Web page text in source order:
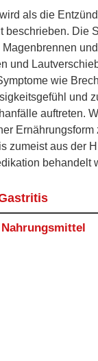
als die
beschrieben. Die
und
wie
und
auftreten.
Ernährungsform
zumeist aus der
behandelt